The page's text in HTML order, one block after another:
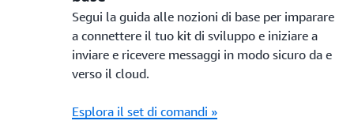
Segui la guida alle nozioni di base per imparare
a connettere il tuo kit di sviluppo e iniziare a
inviare e ricevere messaggi in modo sicuro da e
verso il cloud.
Esplora il set di comandi »